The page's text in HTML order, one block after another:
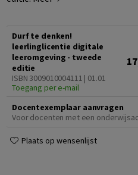
Durf te denken!
leerlinglicentie digitale
leeromgeving - tweede
editie
ISBN 3009010004111 | 01.01
Toegang per e-mail
Docentexemplaar aanvragen
Voor docenten met een
Plaats op wensenlijst